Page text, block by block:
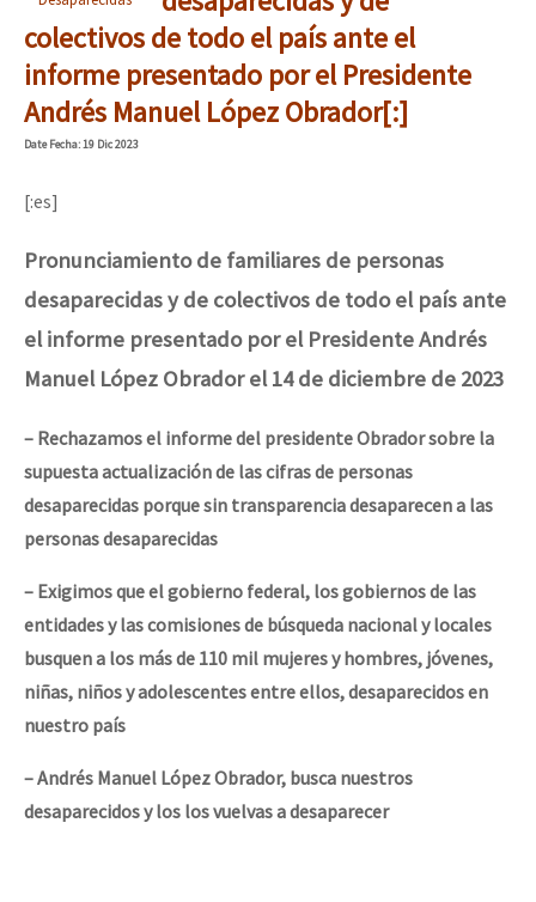
colectivos de todo el país ante el
informe presentado por el Presidente
Andrés Manuel López Obrador[:]
DateFecha: 19 Dic 2023
[:es]
Pronunciamiento de familiares de personas
desaparecidas y de colectivos de todo el país ante
el informe presentado por el Presidente Andrés
Manuel López Obrador el 14 de diciembre de 2023
– Rechazamos el informe del presidente Obrador sobre la
supuesta actualización de las cifras de personas
desaparecidas porque sin transparencia desaparecen a las
personas desaparecidas
– Exigimos que el gobierno federal, los gobiernos de las
entidades y las comisiones de búsqueda nacional y locales
busquen a los más de 110 mil mujeres y hombres, jóvenes,
niñas, niños y adolescentes entre ellos, desaparecidos en
nuestro país
– Andrés Manuel López Obrador, busca nuestros
desaparecidos y los los vuelvas a desaparecer